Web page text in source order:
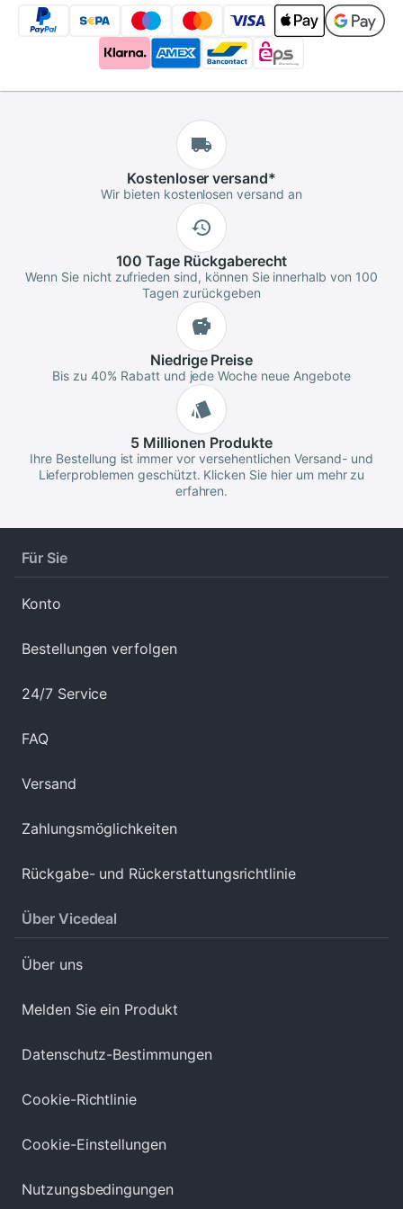
Kostenloser versand*
Wir bieten kostenlosen versand an
100 Tage Rückgaberecht
Wenn Sie nicht zufrieden sind, können Sie innerhalb von 100
Tagen zurückgeben
NiedrigePreise
Bis zu 40% Rabatt und jede Woche neue Angebote
5 Millionen Produkte
Ihre Bestellung ist immer vor versehentlichen Versand- und
Lieferproblemen geschützt. Klicken Sie hier um mehr zu
erfahren.
Für Sie
Konto
Bestellungen verfolgen
24/7 Service
FAQ
Versand
Zahlungsmöglichkeiten
Rückgabe- und Rückerstattungsrichtlinie
Über Vicedeal
Über uns
Melden Sie ein Produkt
Datenschutz-Bestimmungen
Cookie-Richtlinie
Cookie-Einstellungen
Nutzungsbedingungen